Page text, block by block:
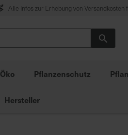
Alle Infos zur Erhebung von
Öko Pflanzenschutz
Hersteller